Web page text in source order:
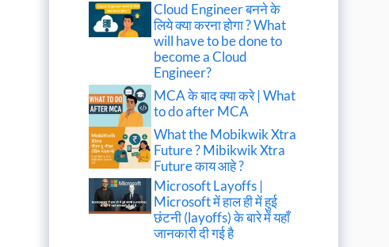
Cloud Engineer बनने के
लिये क्या करना होगा ? What
will have to be done to
become a Cloud
Engineer?
MCA के बाद क्या करे | What
to do after MCA
What the Mobikwik Xtra
Future ? Mibikwik Xtra
Future काय आहे ?
Microsoft Layoffs |
Microsoft में हाल ही में हुई
छंटनी (layoffs) के बारे में यहाँ
जानकारी दी गई है